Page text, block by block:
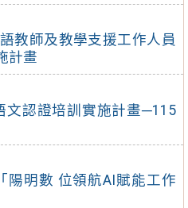
教師及教學支援工作人員
計畫
文認證培訓實施計畫─115
陽明數 位領航AI賦能工作